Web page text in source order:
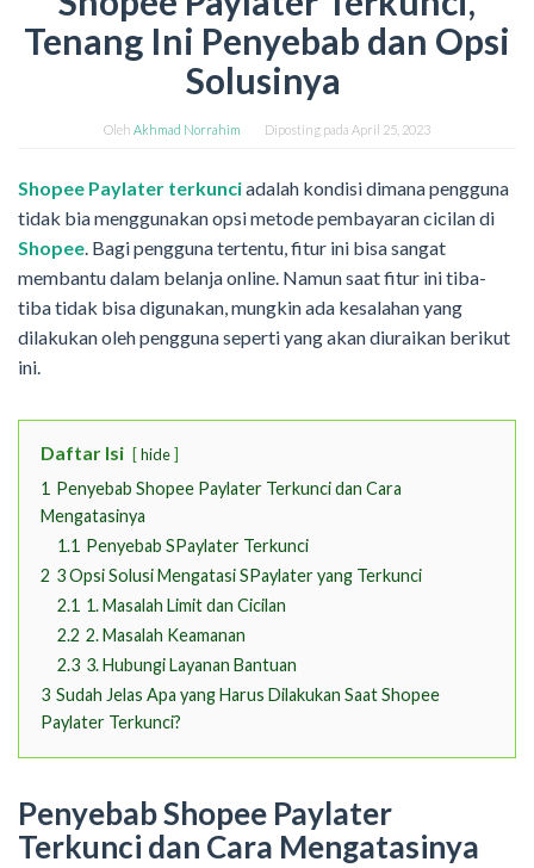
Tenang Ini Penyebab dan Opsi
Solusinya
Oleh Akhmad Norrahim Diposting pada April 25, 2023
Shopee Paylater terkunciadalah kondisi dimana pengguna
tidak bia menggunakan opsi metode pembayaran cicilan di
Shopee. Bagi pengguna tertentu, fitur ini bisa sangat
membantu dalam belanja online. Namun saat fitur ini tiba-
tiba tidak bisa digunakan, mungkin ada kesalahan yang
dilakukan oleh pengguna seperti yang akan diuraikan berikut
ini.
Daftar Isi hide
1 Penyebab Shopee Paylater Terkunci dan Cara
Mengatasinya
1.1 Penyebab SPaylater Terkunci
2 3 Opsi Solusi Mengatasi SPaylater yang Terkunci
2.1 1. Masalah Limit dan Cicilan
2.2 2. Masalah Keamanan
2.3 3. Hubungi Layanan Bantuan
3 Sudah Jelas Apa yang Harus Dilakukan Saat Shopee
Paylater Terkunci?
Penyebab Shopee Paylater
Terkunci dan Cara Mengatasinya